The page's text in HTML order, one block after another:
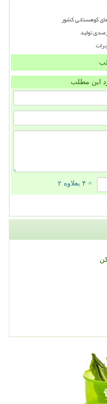
کوهستانی کشور
این مطلب
= ۴ بعلاوه ۲